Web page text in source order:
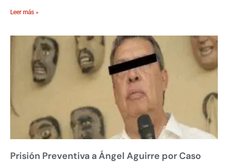
Leer más »
Prisión Preventiva a Ángel Aguirre por Caso